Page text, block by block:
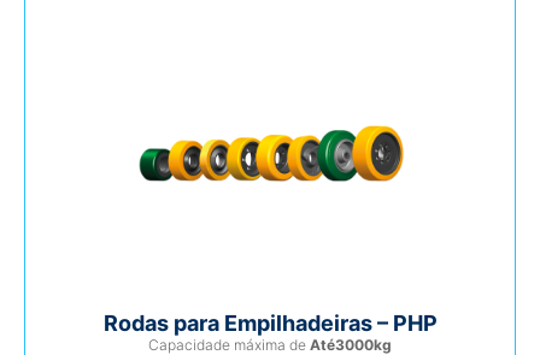
Rodas para Empilhadeiras – PHP
Capacidade máxima de Até3000kg